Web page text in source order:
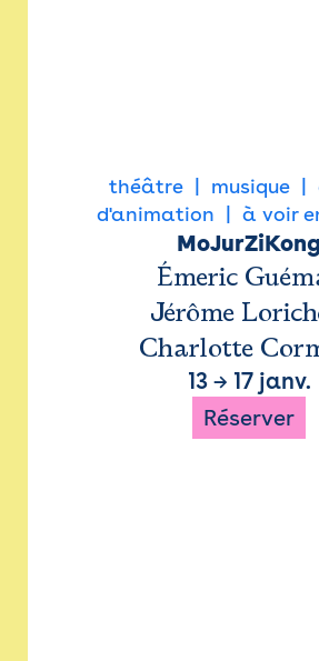
théâtre musique
d'animation
à voir
MoJurZiKong
Émeric
Jérôme
Charlotte
13→ 17 janv.
Réserver